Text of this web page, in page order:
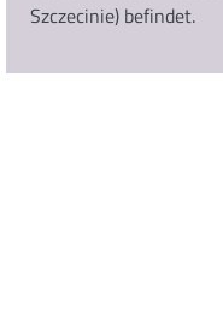
Szczecinie) befindet.